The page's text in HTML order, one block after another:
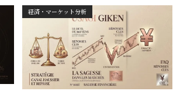
経済・マーケット分析